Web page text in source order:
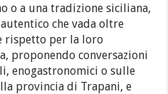
o a una tradizione siciliana,
che vada oltre
rispetto per la loro
proponendo conversazioni
enogastronomici o sulle
provincia di Trapani, e